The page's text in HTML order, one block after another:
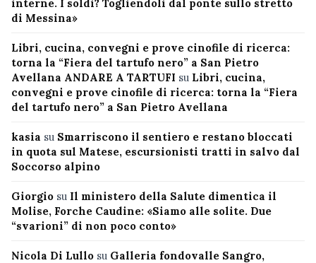
interne. I soldi? Togliendoli dal ponte sullo stretto
di Messina»
Libri, cucina, convegni e prove cinofile di ricerca:
torna la “Fiera del tartufo nero” a San Pietro
Avellana ANDARE A TARTUFI su Libri, cucina,
convegni e prove cinofile di ricerca: torna la “Fiera
del tartufo nero” a San Pietro Avellana
kasia su Smarriscono il sentiero e restano bloccati
in quota sul Matese, escursionisti tratti in salvo dal
Soccorso alpino
Giorgio su Il ministero della Salute dimentica il
Molise, Forche Caudine: «Siamo alle solite. Due
“svarioni” di non poco conto»
Nicola Di Lullo su Galleria fondovalle Sangro,